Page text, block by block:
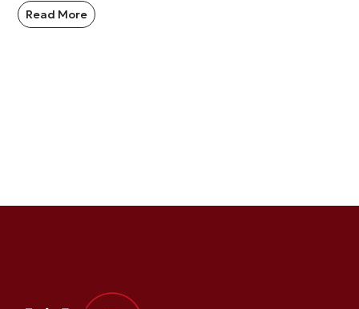
Read More